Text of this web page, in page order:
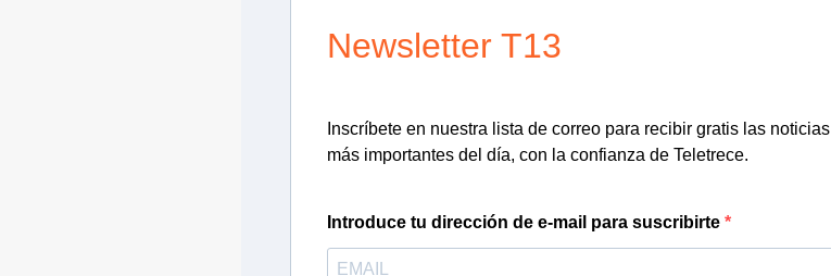
Newsletter T13
Inscríbete en nuestra lista de correo para recibir gratis las noticias
más importantes del día, con la confianza de Teletrece.
Introduce tu dirección de e-mail para suscribirte